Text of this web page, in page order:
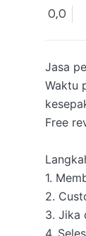
0,0
Jasa
Waktu
Free
1.
2.
3. Jika
4.